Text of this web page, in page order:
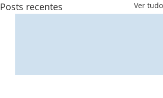
Posts recentes Ver tudo